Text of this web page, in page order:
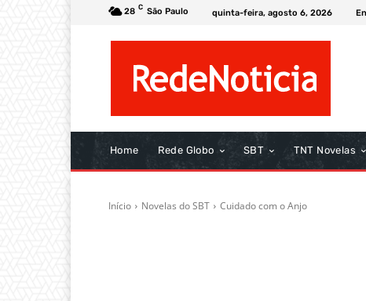
28 C São Paulo quinta-feira, agosto 6, 2026
Home Rede Globo SBT TNT Novelas
Início Novelas do SBT Cuidado com o Anjo